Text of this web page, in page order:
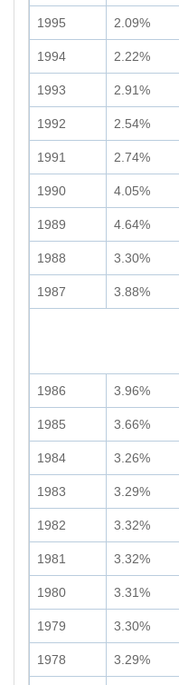
1995 2.09%
1994 2.22%
1993 2.91%
1992 2.54%
1991 2.74%
1990 4.05%
1989 4.64%
1988 3.30%
1987 3.88%
1986 3.96%
1985 3.66%
1984 3.26%
1983 3.29%
1982 3.32%
1981 3.32%
1980 3.31%
1979 3.30%
1978 3.29%